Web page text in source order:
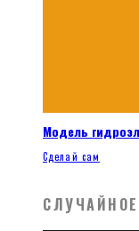
Модель
Сделай сам
СЛУЧАЙНОЕ